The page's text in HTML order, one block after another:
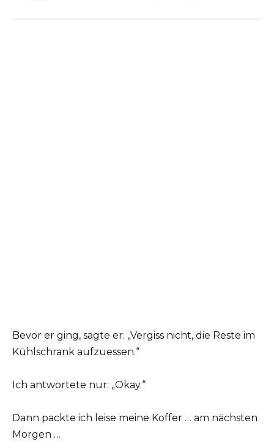
Bevor er ging, sagte er: „Vergiss nicht, die Reste im
Kühlschrank aufzuessen.“
Ich antwortete nur: „Okay.“
Dann packte ich leise meine Koffer … am nächsten
Morgen …